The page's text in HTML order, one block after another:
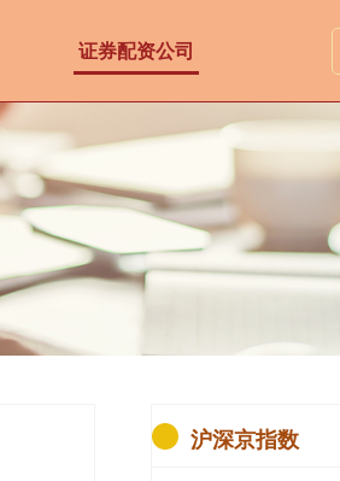
证券配资公司
沪深京指数